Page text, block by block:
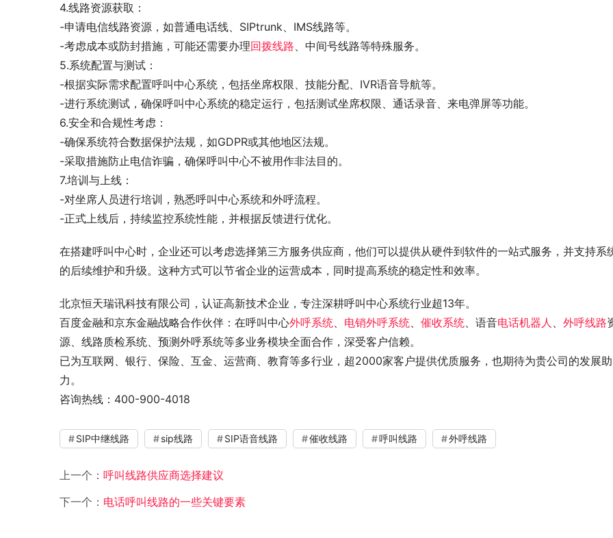
4.线路资源获取：
-申请电信线路资源，如普通电话线、SIPtrunk、IMS线路等。
-考虑成本或防封措施，可能还需要办理回拨线路、中间号线路等特殊服务。
5.系统配置与测试：
-根据实际需求配置呼叫中心系统，包括坐席权限、技能分配、IVR语音导航等。
-进行系统测试，确保呼叫中心系统的稳定运行，包括测试坐席权限、通话录音、来电弹屏等功能。
6.安全和合规性考虑：
-确保系统符合数据保护法规，如GDPR或其他地区法规。
-采取措施防止电信诈骗，确保呼叫中心不被用作非法目的。
7.培训与上线：
-对坐席人员进行培训，熟悉呼叫中心系统和外呼流程。
-正式上线后，持续监控系统性能，并根据反馈进行优化。
在搭建呼叫中心时，企业还可以考虑选择第三方服务供应商，他们可以提供从硬件到软件的一站式服务，并支持系
的后续维护和升级。这种方式可以节省企业的运营成本，同时提高系统的稳定性和效率。
北京恒天瑞讯科技有限公司，认证高新技术企业，专注深耕呼叫中心系统行业超13年。
百度金融和京东金融战略合作伙伴：在呼叫中心外呼系统、 电销外呼系统、 催收系统、语音电话机器人 、 外呼线路
源、线路质检系统、预测外呼系统等多业务模块全面合作，深受客户信赖。
已为互联网、银行、保险、互金、运营商、教育等多行业，超2000家客户提供优质服务，也期待为贵公司的发展助
力。
咨询热线：400-900-4018
SIP中继线路 sip线路 SIP语音线路 催收线路 呼叫线路 外呼线路
上一个： 呼叫线路供应商选择建议
下一个： 电话呼叫线路的一些关键要素